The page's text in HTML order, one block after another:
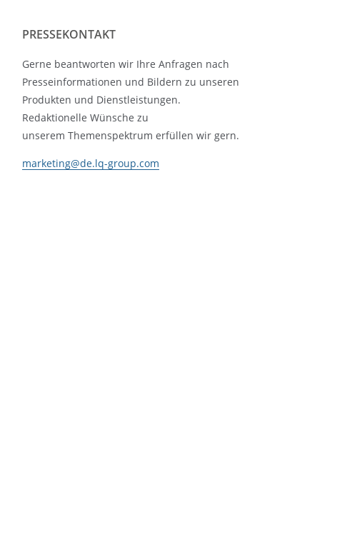
PRESSEKONTAKT
Gerne beantworten wir Ihre Anfragen nach
Presseinformationen und Bildern zu unseren
Produkten und Dienstleistungen.
Redaktionelle Wünsche zu
unserem Themenspektrum erfüllen wir gern.
marketing@de.lq-group.com